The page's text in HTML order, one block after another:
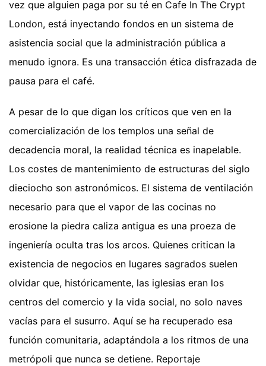
vez que alguien paga por su té en Cafe In The Crypt
London, está inyectando fondos en un sistema de
asistencia social que la administración pública a
menudo ignora. Es una transacción ética disfrazada de
pausa para el café.
A pesar de lo que digan los críticos que ven en la
comercialización de los templos una señal de
decadencia moral, la realidad técnica es inapelable.
Los costes de mantenimiento de estructuras del siglo
dieciocho son astronómicos. El sistema de ventilación
necesario para que el vapor de las cocinas no
erosione la piedra caliza antigua es una proeza de
ingeniería oculta tras los arcos. Quienes critican la
existencia de negocios en lugares sagrados suelen
olvidar que, históricamente, las iglesias eran los
centros del comercio y la vida social, no solo naves
vacías para el susurro. Aquí se ha recuperado esa
función comunitaria, adaptándola a los ritmos de una
metrópoli que nunca se detiene. Reportaje